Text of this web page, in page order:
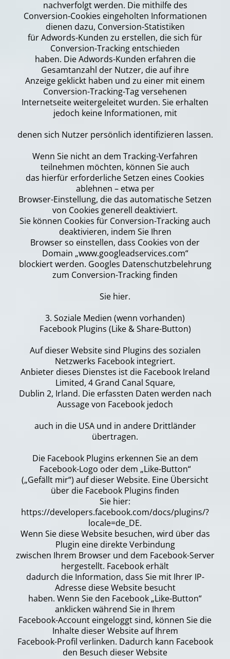
nachverfolgt werden. Die mithilfe des
Conversion-Cookies eingeholten Informationen
dienen dazu, Conversion-Statistiken
für Adwords-Kunden zu erstellen, die sich für
Conversion-Tracking entschieden
haben. Die Adwords-Kunden erfahren die
Gesamtanzahl der Nutzer, die auf ihre
Anzeige geklickt haben und zu einer mit einem
Conversion-Tracking-Tag versehenen
Internetseite weitergeleitet wurden. Sie erhalten
jedoch keine Informationen, mit
denen sich Nutzer persönlich identifizieren lassen.
Wenn Sie nicht an dem Tracking-Verfahren
teilnehmen möchten, können Sie auch
das hierfür erforderliche Setzen eines Cookies
ablehnen – etwa per
Browser-Einstellung, die das automatische Setzen
von Cookies generell deaktiviert.
Sie können Cookies für Conversion-Tracking auch
deaktivieren, indem Sie Ihren
Browser so einstellen, dass Cookies von der
Domain „www.googleadservices.com“
blockiert werden. Googles Datenschutzbelehrung
zum Conversion-Tracking finden
Sie hier.
3. Soziale Medien (wenn vorhanden)
Facebook Plugins (Like & Share-Button)
Auf dieser Website sind Plugins des sozialen
Netzwerks Facebook integriert.
Anbieter dieses Dienstes ist die Facebook Ireland
Limited, 4 Grand Canal Square,
Dublin 2, Irland. Die erfassten Daten werden nach
Aussage von Facebook jedoch
auch in die USA und in andere Drittländer
übertragen.
Die Facebook Plugins erkennen Sie an dem
Facebook-Logo oder dem „Like-Button“
(„Gefällt mir“) auf dieser Website. Eine Übersicht
über die Facebook Plugins finden
Sie hier:
https://developers.facebook.com/docs/plugins/?
locale=de_DE.
Wenn Sie diese Website besuchen, wird über das
Plugin eine direkte Verbindung
zwischen Ihrem Browser und dem Facebook-Server
hergestellt. Facebook erhält
dadurch die Information, dass Sie mit Ihrer IP-
Adresse diese Website besucht
haben. Wenn Sie den Facebook „Like-Button“
anklicken während Sie in Ihrem
Facebook-Account eingeloggt sind, können Sie die
Inhalte dieser Website auf Ihrem
Facebook-Profil verlinken. Dadurch kann Facebook
den Besuch dieser Website